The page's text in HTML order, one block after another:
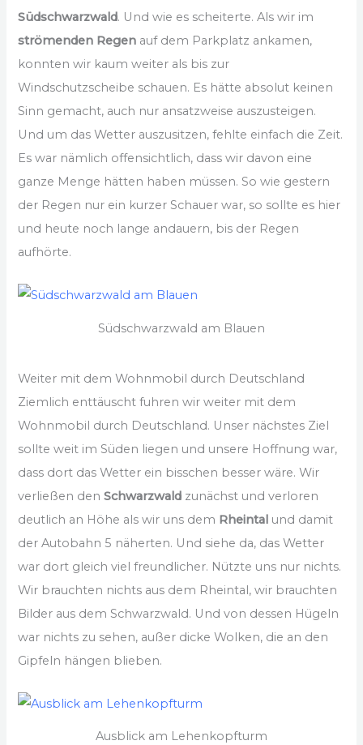
Südschwarzwald. Und wie es scheiterte. Als wir im
strömenden Regen auf dem Parkplatz ankamen,
konnten wir kaum weiter als bis zur
Windschutzscheibe schauen. Es hätte absolut keinen
Sinn gemacht, auch nur ansatzweise auszusteigen.
Und um das Wetter auszusitzen, fehlte einfach die Zeit.
Es war nämlich offensichtlich, dass wir davon eine
ganze Menge hätten haben müssen. So wie gestern
der Regen nur ein kurzer Schauer war, so sollte es hier
und heute noch lange andauern, bis der Regen
aufhörte.
Südschwarzwald am Blauen
Weiter mit dem Wohnmobil durch Deutschland
Ziemlich enttäuscht fuhren wir weiter mit dem
Wohnmobil durch Deutschland. Unser nächstes Ziel
sollte weit im Süden liegen und unsere Hoffnung war,
dass dort das Wetter ein bisschen besser wäre. Wir
verließen denSchwarzwald zunächst und verloren
deutlich an Höhe als wir uns dem Rheintal und damit
der Autobahn 5 näherten. Und siehe da, das Wetter
war dort gleich viel freundlicher. Nützte uns nur nichts.
Wir brauchten nichts aus dem Rheintal, wir brauchten
Bilder aus dem Schwarzwald. Und von dessen Hügeln
war nichts zu sehen, außer dicke Wolken, die an den
Gipfeln hängen blieben.
Ausblick am Lehenkopfturm